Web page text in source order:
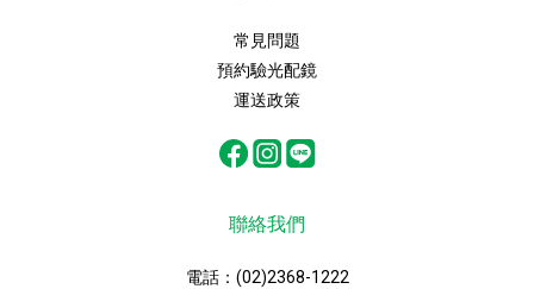
常見問題
預約驗光配鏡
運送政策
聯絡我們
電話： (02)2368-1222